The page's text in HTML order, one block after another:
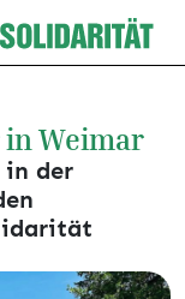
Weimar
in der